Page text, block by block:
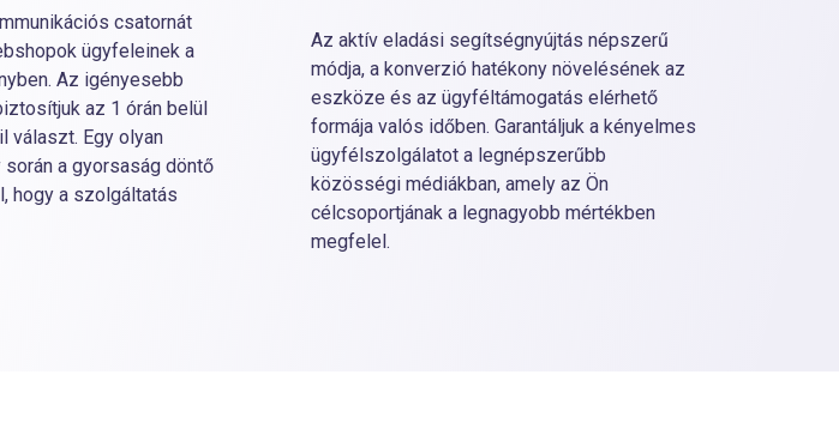
csatornát
ügyfeleinek a
Az igényesebb
az 1 órán belül
választ. Egy olyan
a gyorsaság döntő
hogy a szolgáltatás
Az aktív eladási segítségnyújtás népszerű
módja, a konverzió hatékony növelésének az
eszköze és az ügyféltámogatás elérhető
formája valós időben. Garantáljuk a kényelmes
ügyfélszolgálatot a legnépszerűbb
közösségi médiákban, amely az Ön
célcsoportjának a legnagyobb mértékben
megfelel.